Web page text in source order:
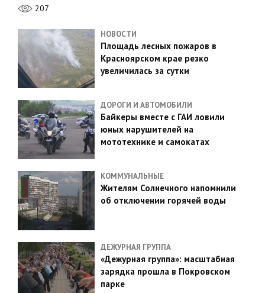
207
НОВОСТИ
Площадь лесных пожаров в
Красноярском крае резко
увеличилась за сутки
ДОРОГИ И АВТОМОБИЛИ
Байкеры вместе с ГАИ ловили
юных нарушителей на
мототехнике и самокатах
КОММУНАЛЬНЫЕ
Жителям Солнечного напомнили
об отключении горячей воды
ДЕЖУРНАЯ ГРУППА
«Дежурная группа»: масштабная
зарядка прошла в Покровском
парке